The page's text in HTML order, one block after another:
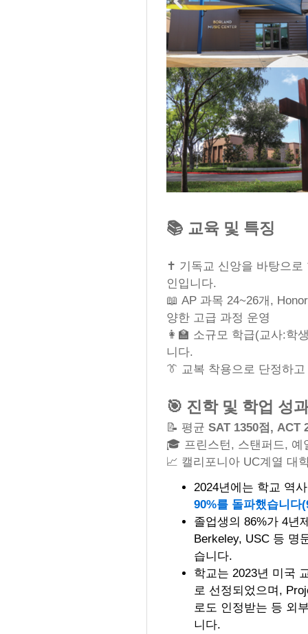
📚 교육 및 특징
✝️ 기독교 신앙을 바탕으로
인입니다.
📖 AP 과목 24~26개,
양한 고급 과정 운영
👩‍🏫 소규모 학급(교사:학
니다.
👔 교복 착용으로 단정하
🎯 진학 및 학업 성
📝 평균 SAT 1350점, ACT
🎓 프린스턴, 스탠퍼드, 예
📈 캘리포니아 UC계열 대
2024년에는 학교 역
90%를 돌파했습니다
졸업생의 86%가 4년
Berkeley, USC 등 명
습니다.
학교는 2023년 미국
로 선정되었으며,
로도 인정받는 등 외
니다.